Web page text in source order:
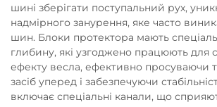
шині зберігати поступальний рух,
надмірного занурення, яке часто
шин. Блоки протектора мають
глибину, які узгоджено працюють для
ефекту весла, ефективно просуваючи
засіб уперед і забезпечуючи
включає спеціальні канали, що